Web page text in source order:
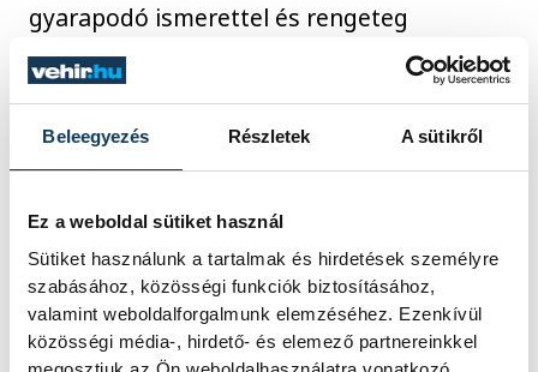
Beleegyezés Részletek A sütikről
Ez a weboldal sütiket használ
Sütiket használunk a tartalmak és hirdetések személyre
szabásához, közösségi funkciók biztosításához,
valamint weboldalforgalmunk elemzéséhez. Ezenkívül
közösségi média-, hirdető- és elemező partnereinkkel
gyarapodó ismerettel és rengeteg
élménnyel térhetnek haza az ötnapos
tábor végeztével.
Török László